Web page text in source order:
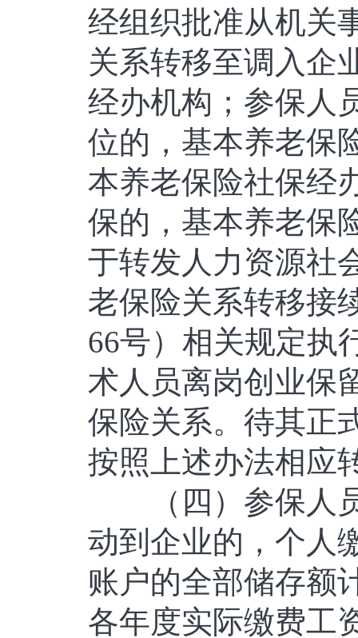
经组织批准从机关
关系转移至调入企
经办机构；参保人
位的，基本养老保
本养老保险社保经
保的，基本养老保
于转发人力资源社
老保险关系转移接
66号）相关规定执
术人员离岗创业保
保险关系。待其正
按照上述办法相应
（四）参保人员
动到企业的，个人
账户的全部储存额
各年度实际缴费工